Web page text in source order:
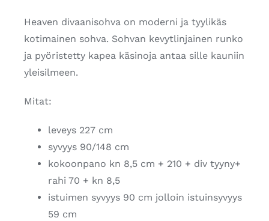
Heaven divaanisohva on moderni ja tyylikäs
kotimainen sohva. Sohvan kevytlinjainen runko
ja pyöristetty kapea käsinoja antaa sille kauniin
yleisilmeen.
Mitat:
leveys 227 cm
syvyys 90/148 cm
kokoonpano kn 8,5 cm + 210 + div tyyny+
rahi 70 + kn 8,5
istuimen syvyys 90 cm jolloin istuinsyvyys
59 cm